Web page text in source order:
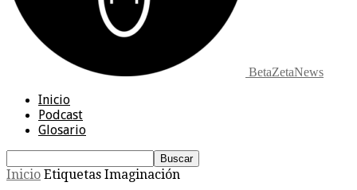
BetaZetaNews
Inicio
Podcast
Glosario
Inicio Etiquetas Imaginación